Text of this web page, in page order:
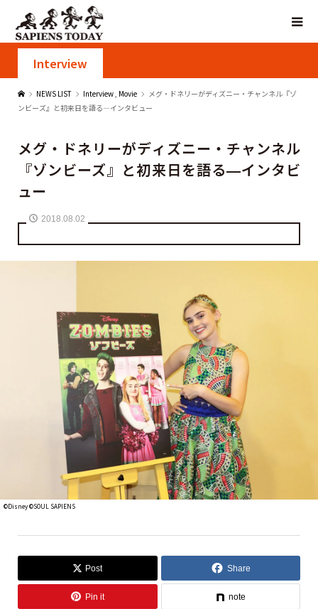
Interview
NEWS LIST Interview, Movie
メグ・ドネリーがディズニー・チャンネル『ゾ
ンビーズ』と初来日を語る―インタビュー
メグ・ドネリーがディズニー・チャンネル
『ゾンビーズ』と初来日を語る―インタビ
ュー
2018.08.02
©Disney ©SOUL SAPIENS
Post Share
Pin it note